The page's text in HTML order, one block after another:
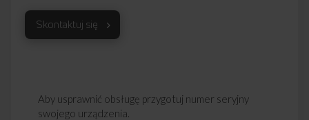
Skontaktuj się
Aby usprawnić obsługę przygotuj numer seryjny
swojego urządzenia.